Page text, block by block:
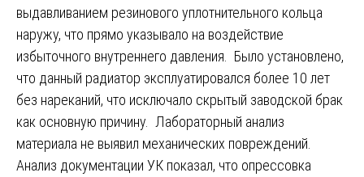
выдавливанием резинового уплотнительного кольца
наружу, что прямо указывало на воздействие
избыточного внутреннего давления. Было установлено,
что данный радиатор эксплуатировался более 10 лет
без нареканий, что исключало скрытый заводской брак
как основную причину. Лабораторный анализ
материала не выявил механических повреждений.
Анализ документации УК показал, что опрессовка